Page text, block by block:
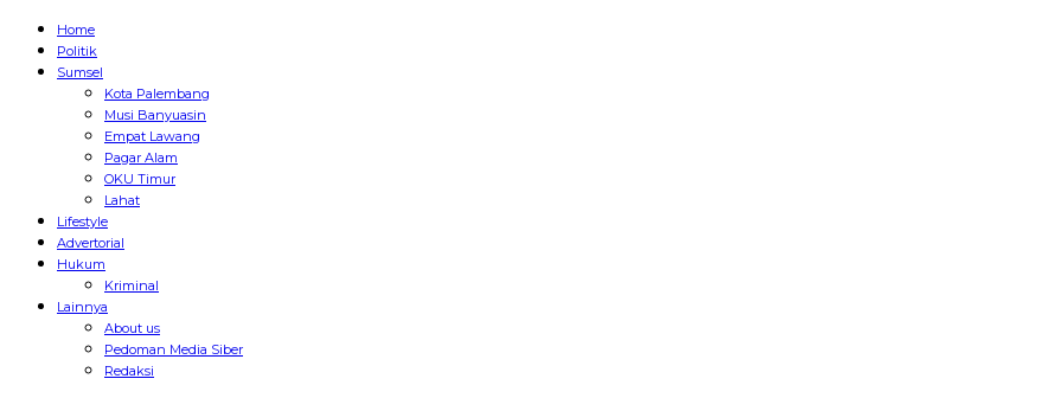
Home
Politik
Sumsel
Kota Palembang
Musi Banyuasin
Empat Lawang
Pagar Alam
OKU Timur
Lahat
Lifestyle
Advertorial
Hukum
Kriminal
Lainnya
About us
Pedoman Media Siber
Redaksi